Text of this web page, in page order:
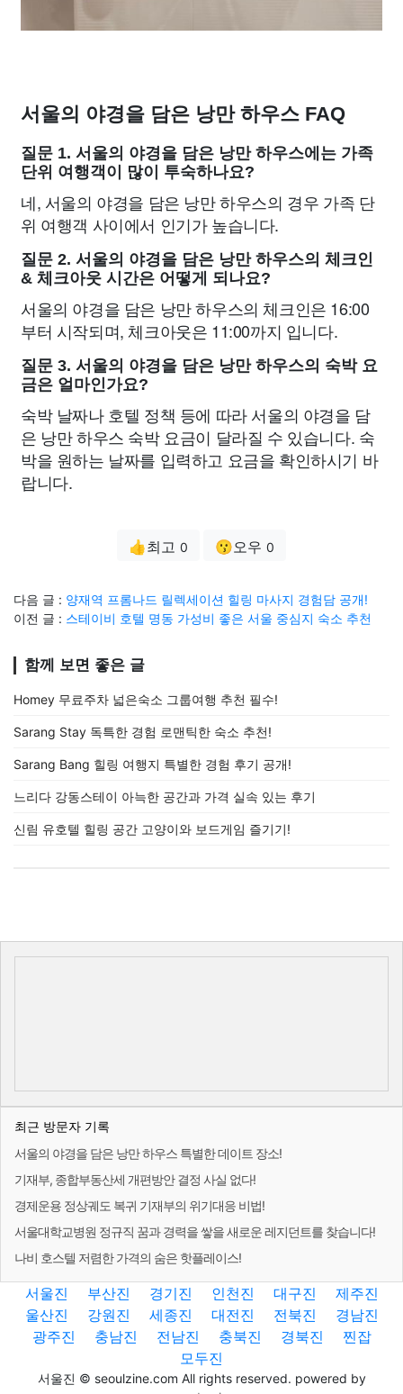
서울의 야경을 담은 낭만 하우스 FAQ
질문 1. 서울의 야경을 담은 낭만 하우스에는 가족
단위 여행객이 많이 투숙하나요?
네, 서울의 야경을 담은 낭만 하우스의 경우 가족 단
위 여행객 사이에서 인기가 높습니다.
질문 2. 서울의 야경을 담은 낭만 하우스의 체크인
& 체크아웃 시간은 어떻게 되나요?
서울의 야경을 담은 낭만 하우스의 체크인은 16:00
부터 시작되며, 체크아웃은 11:00까지 입니다.
질문 3. 서울의 야경을 담은 낭만 하우스의 숙박 요
금은 얼마인가요?
숙박 날짜나 호텔 정책 등에 따라 서울의 야경을 담
은 낭만 하우스 숙박 요금이 달라질 수 있습니다. 숙
박을 원하는 날짜를 입력하고 요금을 확인하시기 바
랍니다.
👍최고 0 😗오우 0
다음 글 : 양재역 프롬나드 릴렉세이션 힐링 마사지 경험담 공개!
이전 글 : 스테이비 호텔 명동 가성비 좋은 서울 중심지 숙소 추천
함께 보면 좋은 글
Homey 무료주차 넓은숙소 그룹여행 추천 필수!
Sarang Stay 독특한 경험 로맨틱한 숙소 추천!
Sarang Bang 힐링 여행지 특별한 경험 후기 공개!
느리다 강동스테이 아늑한 공간과 가격 실속 있는 후기
신림 유호텔 힐링 공간 고양이와 보드게임 즐기기!
최근 방문자 기록
서울의 야경을 담은 낭만 하우스 특별한 데이트 장소!
기재부, 종합부동산세 개편방안 결정 사실 없다!
경제운용 정상궤도 복귀 기재부의 위기대응 비법!
서울대학교병원 정규직 꿈과 경력을 쌓을 새로운 레지던트를 찾습니다!
나비 호스텔 저렴한 가격의 숨은 핫플레이스!
서울진 부산진 경기진 인천진 대구진
제주진
울산진
강원진 세종진 대전진 전북진
경남진
광주진
충남진 전남진 충북진 경북진
찐잡
모두진
서울진 © seoulzine.com All rights reserved. powered by